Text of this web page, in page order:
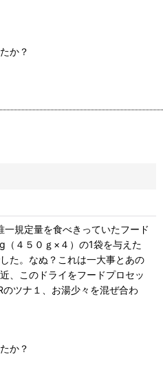
で、もしかしたら匂いが独特で
ん。
か？
規定量を食べきっていたフード
４５０ｇ×４）の1袋を与えた
た。なぬ？これは一大事とあの
、このドライをフードプロセッ
ツナ１、お湯少々を混ぜ合わ
与えたら食べてくれるようにな
なりました。ん？鹿が好きっだ
口内も問題ありません。かなり
たので、この先食べ切れるのか
か？